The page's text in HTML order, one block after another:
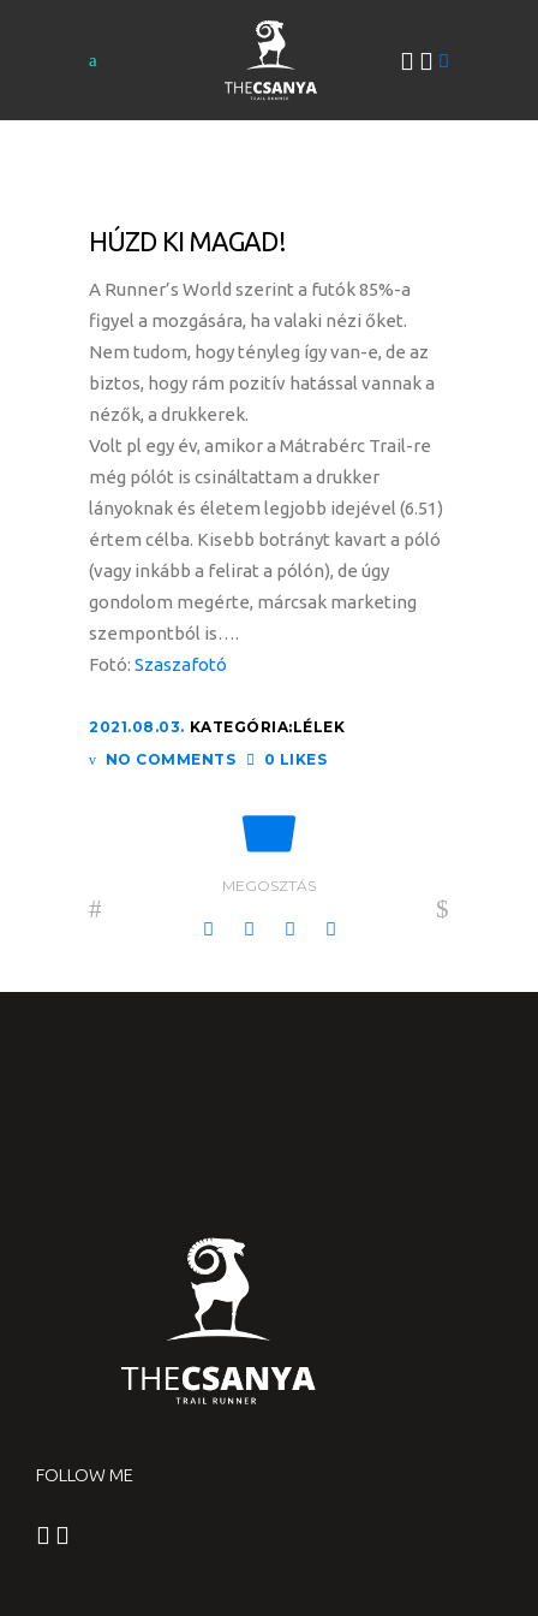
HÚZD KI MAGAD!
A Runner’s World szerint a futók 85%-a
figyel a mozgására, ha valaki nézi őket.
Nem tudom, hogy tényleg így van-e, de az
biztos, hogy rám pozitív hatással vannak a
nézők, a drukkerek.
Volt pl egy év, amikor a Mátrabérc Trail-re
még pólót is csináltattam a drukker
lányoknak és életem legjobb idejével (6.51)
értem célba. Kisebb botrányt kavart a póló
(vagy inkább a felirat a pólón), de úgy
gondolom megérte, márcsak marketing
szempontból is….
Fotó: Szaszafotó
2021.08.03. KATEGÓRIA:LÉLEK
NO COMMENTS
0 LIKES
MEGOSZTÁS
FOLLOW ME